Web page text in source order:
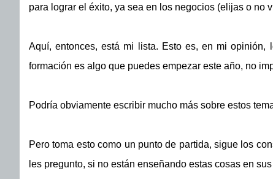
para lograr el éxito, ya sea en los negocios (elijas o no
Aquí, entonces, está mi lista. Esto es, en mi opinión,
formación es algo que puedes empezar este año, no
Podría obviamente escribir mucho más sobre estos
Pero toma esto como un punto de partida, sigue los
les pregunto, si no están enseñando estas cosas en